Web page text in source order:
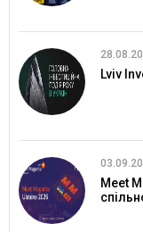
Lviv
Meet